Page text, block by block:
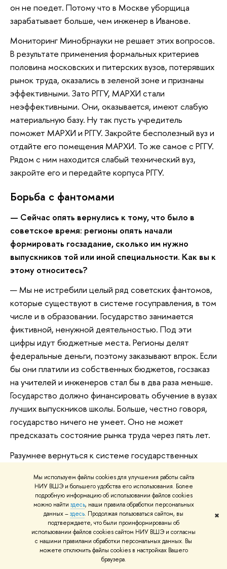
Мы используем файлы cookies для улучшения работы сайта
НИУ ВШЭ и большего удобства его использования. Более
подробную информацию об использовании файлов cookies
можно найти здесь, наши правила обработки персональных
данных –здесь. Продолжая пользоваться сайтом, вы
подтверждаете, что были проинформированы об
использовании файлов cookies сайтом НИУ ВШЭ и согласны
с нашими правилами обработки персональных данных. Вы
можете отключить файлы cookies в настройках Вашего
браузера.
✖
он не поедет. Потому что в Москве уборщица
зарабатывает больше, чем инженер в Иванове.
Мониторинг Минобрнауки не решает этих вопросов.
В результате применения формальных критериев
половина московских и питерских вузов, потерявших
рынок труда, оказались в зеленой зоне и признаны
эффективными. Зато РГГУ, МАРХИ стали
неэффективными. Они, оказывается, имеют слабую
материальную базу. Ну так пусть учредитель
поможет МАРХИ и РГГУ. Закройте бесполезный вуз и
отдайте его помещения МАРХИ. То же самое с РГГУ.
Рядом с ним находится слабый технический вуз,
закройте его и передайте корпуса РГГУ.
Борьба с фантомами
— Сейчас опять вернулись к тому, что было в
советское время: регионы опять начали
формировать госзадание, сколько им нужно
выпускников той или иной специальности. Как вы к
этому относитесь?
— Мы не истребили целый ряд советских фантомов,
которые существуют в системе госуправления, в том
числе и в образовании. Государство занимается
фиктивной, ненужной деятельностью. Под эти
цифры идут бюджетные места. Регионы делят
федеральные деньги, поэтому заказывают впрок. Если
бы они платили из собственных бюджетов, госзаказ
на учителей и инженеров стал бы в два раза меньше.
Государство должно финансировать обучение в вузах
лучших выпускников школы. Больше, честно говоря,
государство ничего не умеет. Оно не может
предсказать состояние рынка труда через пять лет.
Разумнее вернуться к системе государственных
выпускники школы в зависимости от
продемонстрированных ими знаний и талантов.
Потому что сейчас самыми ответственными
игроками на рынке образования остаются дети с
родителями и вузы. Так пусть они и принимают
решения. А чиновники, губернаторы и работодатели
к этому отношения не имеют. Они никаких рисков на